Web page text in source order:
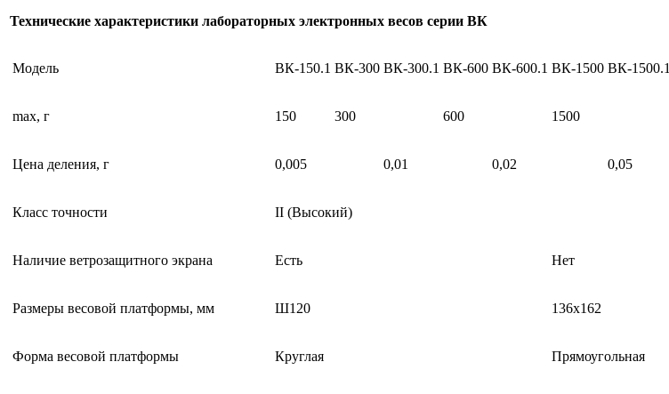
Технические характеристики лабораторных электронных весов серии ВК
Модель ВК-150.1 ВК-300 ВК-300.1 ВК-600 ВК-600.1 ВК-1500 ВК-1500.1
max, г 150 300 600 1500
Цена деления, г 0,005 0,01 0,02 0,05
Класс точности II (Высокий)
Наличие ветрозащитного экрана Есть Нет
Размеры весовой платформы, мм Ш120 136х162
Форма весовой платформы Круглая Прямоугольная